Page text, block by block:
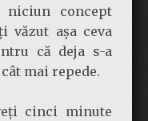
concept
văzut așa ceva
că deja s-a
mai repede.
cinci minute